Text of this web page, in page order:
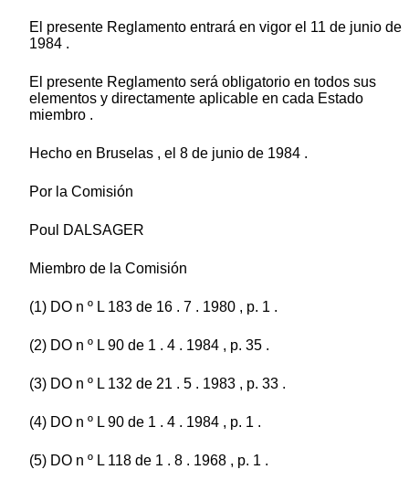
El presente Reglamento entrará en vigor el 11 de junio de
1984 .
El presente Reglamento será obligatorio en todos sus
elementos y directamente aplicable en cada Estado
miembro .
Hecho en Bruselas , el 8 de junio de 1984 .
Por la Comisión
Poul DALSAGER
Miembro de la Comisión
(1) DO n º L 183 de 16 . 7 . 1980 , p. 1 .
(2) DO n º L 90 de 1 . 4 . 1984 , p. 35 .
(3) DO n º L 132 de 21 . 5 . 1983 , p. 33 .
(4) DO n º L 90 de 1 . 4 . 1984 , p. 1 .
(5) DO n º L 118 de 1 . 8 . 1968 , p. 1 .